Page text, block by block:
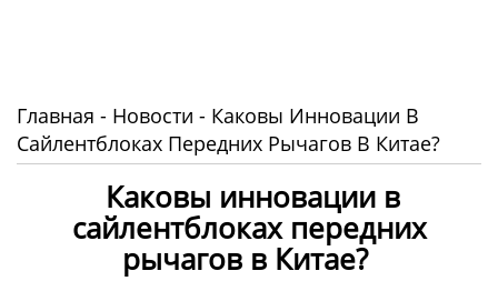
Главная - Новости - Каковы Инновации В
Сайлентблоках Передних Рычагов В Китае?
Каковы инновации в
сайлентблоках передних
рычагов в Китае?